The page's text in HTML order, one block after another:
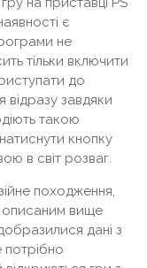
є
не
тільки включити
до
відразу завдяки
такою
кнопку
в світ розваг.
походження,
описаним вище
дані з
потрібно